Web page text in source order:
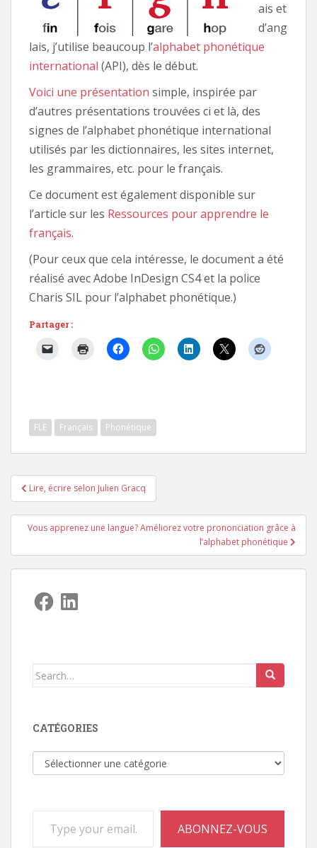
ais et
d’ang
lais, j’utilise beaucoup l’alphabet phonétique
international (API), dès le début.
Voici une présentation simple, inspirée par
d’autres présentations trouvées ci et là, des
signes de l’alphabet phonétique international
utilisés par les dictionnaires, les sites internet,
les grammaires, etc. pour le français.
Ce document est également disponible sur
l’article sur les Ressources pour apprendre le
français.
(Pour ceux que cela intéresse, le document a été
réalisé avec Adobe InDesign CS4 et la police
Charis SIL pour l’alphabet phonétique.)
Partager :
FLE Français Phonétique
Navigation
de
l’article
Lire, écrire selon Julien Gracq
Vous apprenez une langue? Améliorez votre prononciation grâce à
l’alphabet phonétique
Facebook
LinkedIn
Search
CATÉGORIES
Catégories
ABONNEZ-VOUS